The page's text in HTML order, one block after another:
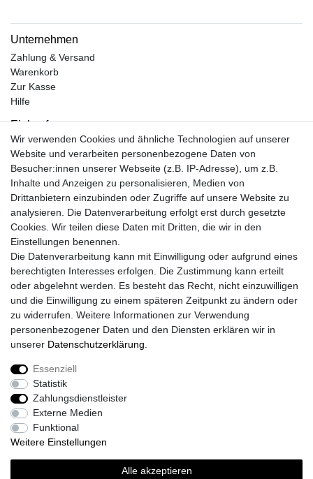
Unternehmen
Zahlung & Versand
Warenkorb
Zur Kasse
Hilfe
Einkaufen
Kontakt
Unsere Öffnungszeiten
Facebook
Instagram
Mein Konto
Registrieren
Login
Unsere Shop´s
Fliesenmarkt Ochtrup
Fliesenmarkt Borken
Fliesenmarkt Bocholt
Widerrufs­recht
Daten­schutz­erklärung
Wir verwenden Cookies und ähnliche Technologien auf unserer
Website und verarbeiten personenbezogene Daten von
Besucher:innen unserer Webseite (z.B. IP-Adresse), um z.B.
Inhalte und Anzeigen zu personalisieren, Medien von
Drittanbietern einzubinden oder Zugriffe auf unsere Website zu
analysieren. Die Datenverarbeitung erfolgt erst durch gesetzte
Cookies. Wir teilen diese Daten mit Dritten, die wir in den
Einstellungen benennen.
Die Datenverarbeitung kann mit Einwilligung oder aufgrund eines
berechtigten Interesses erfolgen. Die Zustimmung kann erteilt
oder abgelehnt werden. Es besteht das Recht, nicht einzuwilligen
und die Einwilligung zu einem späteren Zeitpunkt zu ändern oder
zu widerrufen. Weitere Informationen zur Verwendung
personenbezogener Daten und den Diensten erklären wir in
unserer Daten­schutz­erklärung
Essenziell
Statistik
Zahlungsdienstleister
Externe Medien
Funktional
Weitere Einstellungen
Alle akzeptieren
© Copyright 2026 | Alle Rechte vorbehalten.